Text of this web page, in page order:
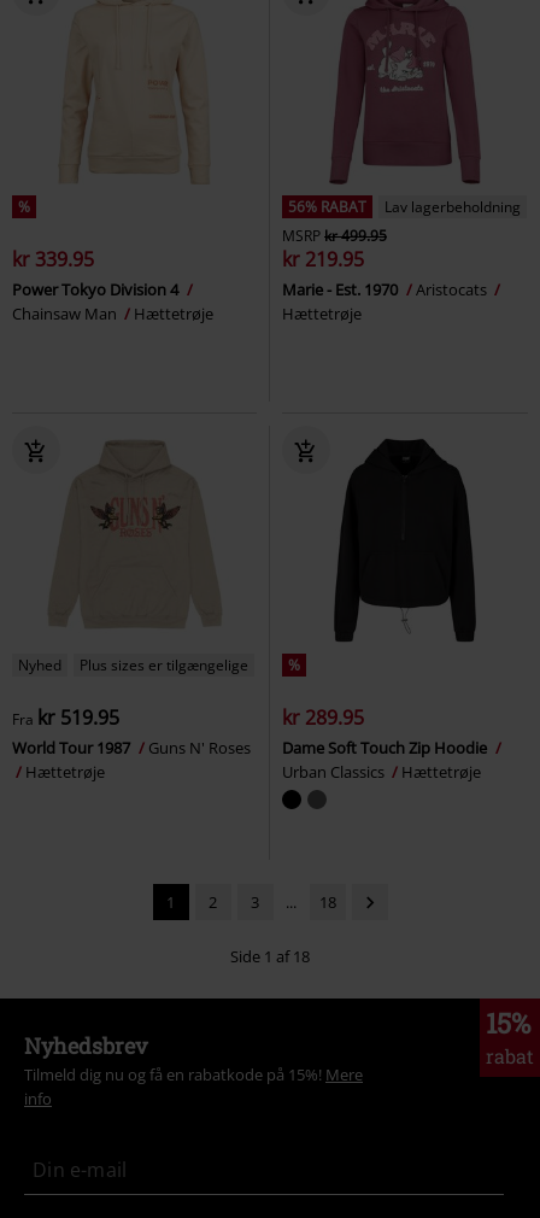
%
kr 339.95
Power Tokyo Division 4
Chainsaw Man
Hættetrøje
56% RABAT
Lav lagerbeholdning
MSRPkr 499.95
kr 219.95
Marie - Est. 1970
Aristocats
Hættetrøje
Nyhed Plus sizes er tilgængelige
Fra kr 519.95
World Tour 1987
Guns N' Roses
Hættetrøje
%
kr 289.95
Dame Soft Touch Zip Hoodie
Urban Classics
Hættetrøje
1 2 3 ... 18
Side 1 af 18
15%
rabat
Nyhedsbrev
Tilmeld dig nu og få en rabatkode på 15%! Mere
info